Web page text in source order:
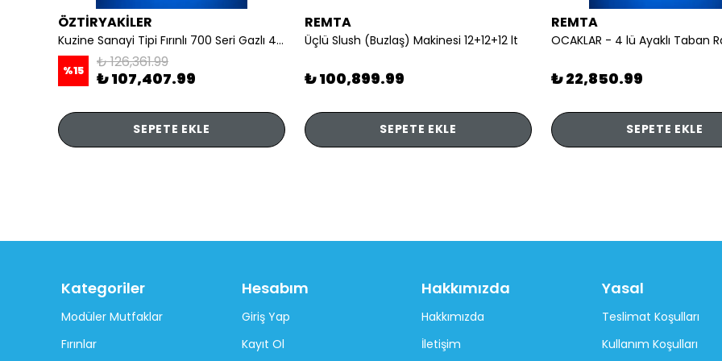
ÖZTİRYAKİLER
Kuzine Sanayi Tipi Fırınlı 700 Seri Gazlı 4 Açık Ateş 80x70x85 (Lp)-2X6Kw+2X7,5Kw+6Kw Elektrikli Fırın
%15 ₺ 126,361.99
₺ 107,407.99
SEPETE EKLE
REMTA
Üçlü Slush (Buzlaş) Makinesi 12+12+12 lt
₺ 100,899.99
SEPETE EKLE
REMTA
₺ 22,850.99
SEPETE EKLE
Kategoriler
Modüler Mutfaklar
Fırınlar
Hesabım
Giriş Yap
Kayıt Ol
Hakkımızda
Hakkımızda
İletişim
Yasal
Teslimat Koşulları
Kullanım Koşulları